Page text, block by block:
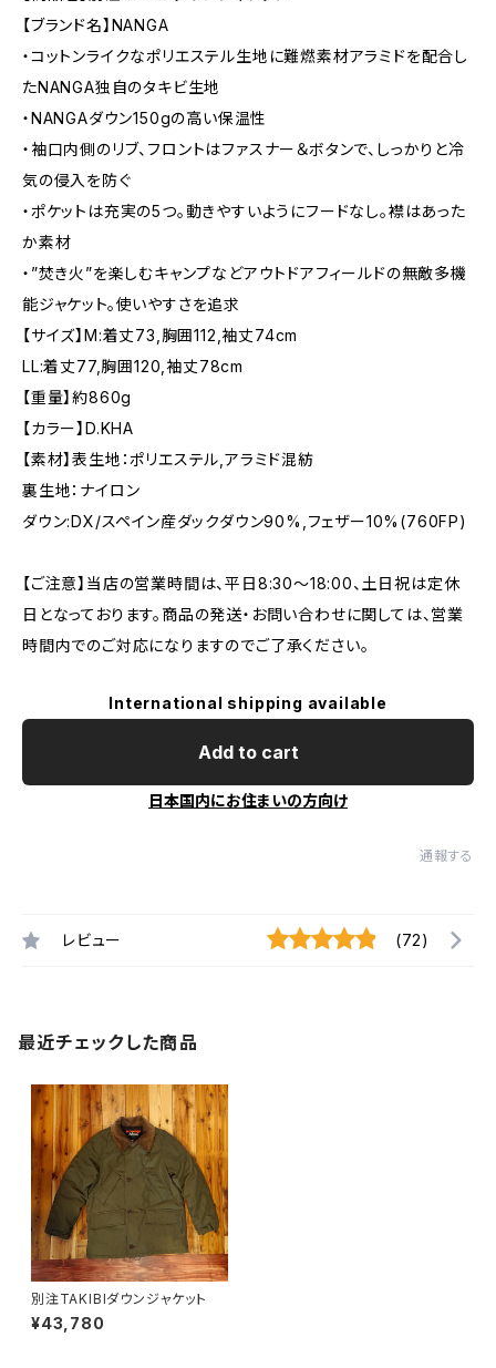
【ブランド名】NANGA
・コットンライクなポリエステル生地に難燃素材アラミドを配合し
たNANGA独自のタキビ生地
・NANGAダウン150gの高い保温性
・袖口内側のリブ、フロントはファスナー＆ボタンで、しっかりと冷
気の侵入を防ぐ
・ポケットは充実の5つ。動きやすいようにフードなし。襟はあった
か素材
・”焚き火”を楽しむキャンプなどアウトドアフィールドの無敵多機
能ジャケット。使いやすさを追求
【サイズ】M:着丈73,胸囲112,袖丈74cm
LL:着丈77,胸囲120,袖丈78cm
【重量】約860g
【カラー】D.KHA
【素材】表生地：ポリエステル,アラミド混紡
裏生地：ナイロン
ダウン:DX/スペイン産ダックダウン90%,フェザー10%(760FP)
【ご注意】当店の営業時間は、平日8:30～18:00、土日祝は定休
日となっております。商品の発送・お問い合わせに関しては、営業
時間内でのご対応になりますのでご了承ください。
International shipping available
Add to cart
日本国内にお住まいの方向け
通報する
レビュー (72)
最近チェックした商品
別注TAKIBIダウンジャケット
¥43,780